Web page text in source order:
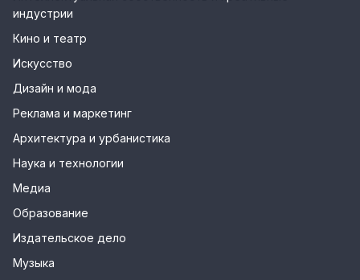
индустрии
Кино и театр
Искусство
Дизайн и мода
Реклама и маркетинг
Архитектура и урбанистика
Наука и технологии
Медиа
Образование
Издательское дело
Музыка